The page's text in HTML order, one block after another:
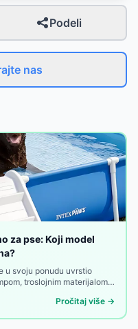
Podeli
nas
za pse: Koji model
u svoju ponudu uvrstio
troslojnim materijalom i
Pročitaj više →